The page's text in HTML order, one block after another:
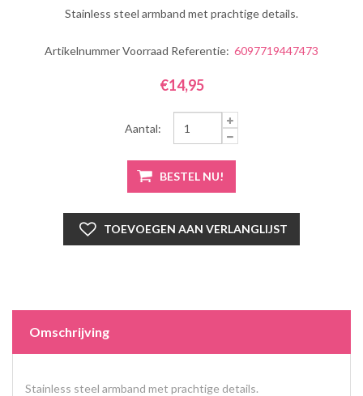
Stainless steel armband met prachtige details.
Artikelnummer Voorraad Referentie: 6097719447473
€14,95
Aantal:
Omschrijving
Stainless steel armband met prachtige details.